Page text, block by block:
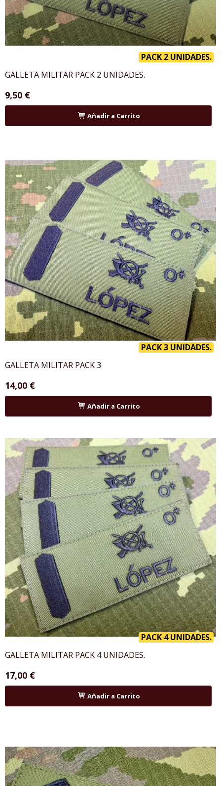
PACK 2 UNIDADES.
GALLETA MILITAR PACK 2 UNIDADES.
9,50 €
Añadir a Carrito
PACK 3 UNIDADES.
GALLETA MILITAR PACK 3
14,00 €
Añadir a Carrito
PACK 4 UNIDADES.
GALLETA MILITAR PACK 4 UNIDADES.
17,00 €
Añadir a Carrito